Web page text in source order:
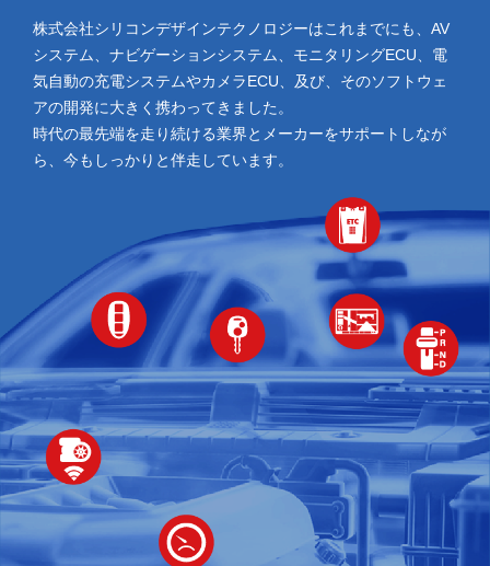
株式会社シリコンデザインテクノロジーはこれまでにも、AV
システム、ナビゲーションシステム、モニタリングECU、電
気自動の充電システムやカメラECU、及び、そのソフトウェ
アの開発に大きく携わってきました。
時代の最先端を走り続ける業界とメーカーをサポートしなが
ら、今もしっかりと伴走しています。